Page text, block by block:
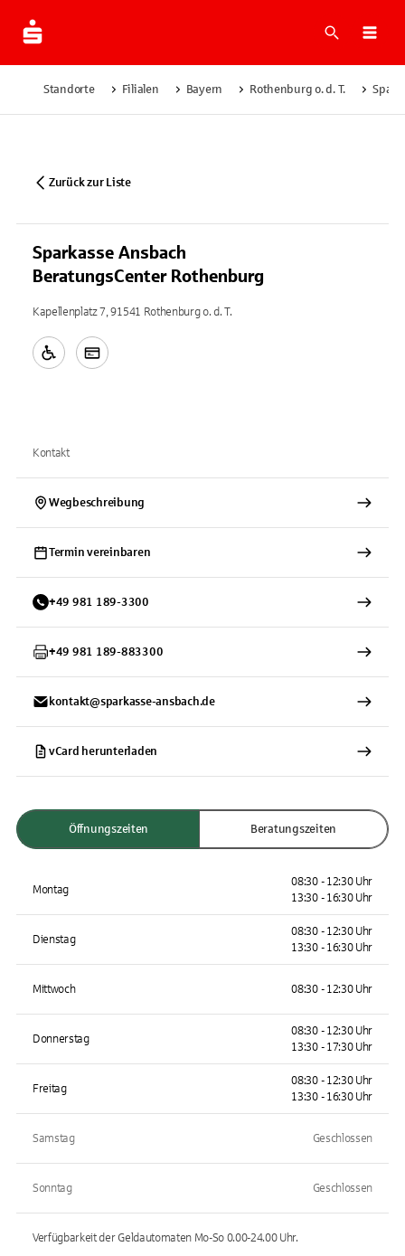
Suche
Standorte Filialen Bayern Rothenburg o. d. T.
Zurück zur Liste
Sparkasse Ansbach
BeratungsCenter Rothenburg
Kapellenplatz 7, 91541 Rothenburg o. d. T.
Kontakt
Wegbeschreibung
Termin vereinbaren
+49 981 189-3300
+49 981 189-883300
kontakt@sparkasse-ansbach.de
vCard herunterladen
Öffnungszeiten Beratungszeiten
Montag
08:30 - 12:30 Uhr
13:30 - 16:30 Uhr
Dienstag
08:30 - 12:30 Uhr
13:30 - 16:30 Uhr
Mittwoch 08:30 - 12:30 Uhr
Donnerstag
08:30 - 12:30 Uhr
13:30 - 17:30 Uhr
Freitag
08:30 - 12:30 Uhr
13:30 - 16:30 Uhr
Samstag Geschlossen
Sonntag Geschlossen
Verfügbarkeit der Geldautomaten Mo-So 0.00-24.00Uhr.